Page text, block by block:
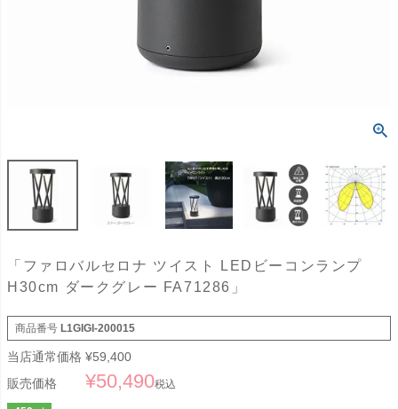
「ファロバルセロナ ツイスト LEDビーコンランプ
H30cm ダークグレー FA71286」
商品番号 L1GIGI-200015
当店通常価格 ¥59,400
販売価格
¥50,490税込